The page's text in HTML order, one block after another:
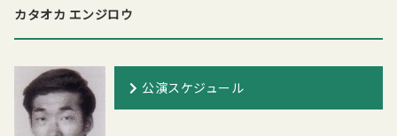
カタオカ エンジロウ
公演スケジュール